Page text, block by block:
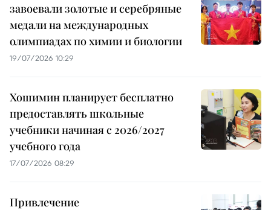
завоевали золотые и серебряные
медали на международных
олимпиадах по химии и биологии
19/07/2026 10:29
Хошимин планирует бесплатно
предоставлять школьные
учебники начиная с 2026/2027
учебного года
17/07/2026 08:29
Привлечение